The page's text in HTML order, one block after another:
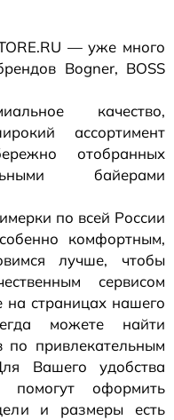
— уже много
Bogner, BOSS
качество,
ассортимент
отобранных
байерами
по всей России
комфортным,
лучше, чтобы
сервисом
страницах нашего
можете найти
привлекательным
Вашего удобства
помогут оформить
и размеры есть